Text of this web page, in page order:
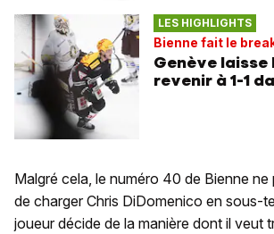
LES HIGHLIGHTS
Bienne fait le
Genève laisse
revenir à 1-1
Malgré cela, le numéro 40 de Bienne ne
de charger Chris DiDomenico en sous-
joueur décide de la manière dont il veut